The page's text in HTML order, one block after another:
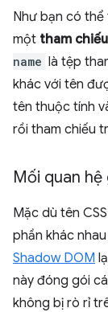
Như bạn có
một tham chiếu
name là tệp
khác với tên
tên thuộc tính
rồi tham chiếu
Mối quan
Mặc dù tên
phần khác
Shadow DOM
này đóng gói
không bị rò rỉ